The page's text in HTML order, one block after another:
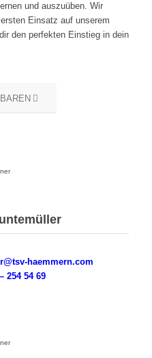
und auszuüben. Wir
Einsatz auf unserem
den perfekten Einstieg in dein
haemmern.com
254 54 69